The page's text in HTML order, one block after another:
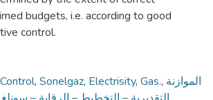
budgets, i.e. according to good
control.
Control, Sonelgaz, Electrisity, Gas., الموازنة